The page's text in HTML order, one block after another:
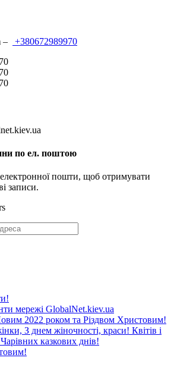
–
+380672989970
по ел. поштою
пошти, щоб отримувати
записи.
мережі GlobalNet.kiev.ua
2022 роком та Різдвом Христовим!
З днем жіночності, краси! Квітів і
казкових днів!